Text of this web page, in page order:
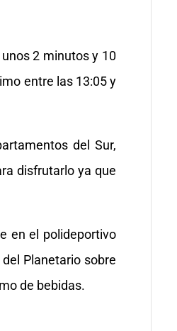
2 minutos y 10
entre las 13:05 y
del Sur,
disfrutarlo ya que
en el polideportivo
Planetario sobre
de bebidas.